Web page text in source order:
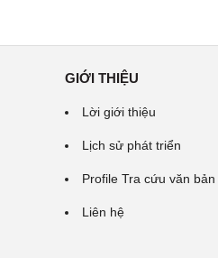
GIỚI THIỆU
Lời giới thiệu
Lịch sử phát triển
Profile Tra cứu văn bản
Liên hệ